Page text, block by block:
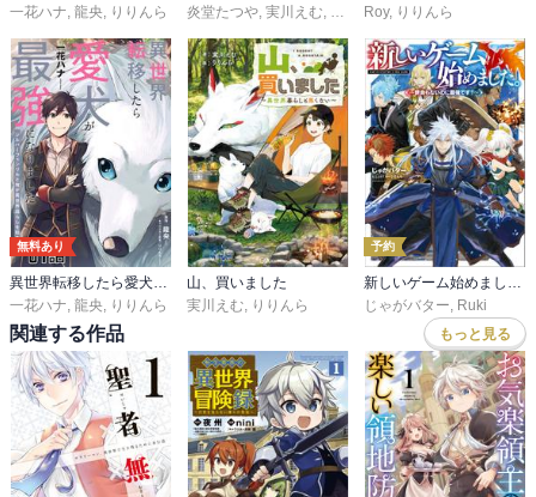
一花ハナ, 龍央, りりんら
炎堂たつや, 実川えむ, りりんら
Roy, りりんら
無料あり
一花ハナ 龍央 りりんら
山、買いました
実川えむ
りりんら
予約
じゃがバター Ruki
関連する作品 もっと見る